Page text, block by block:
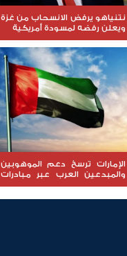
نتنياهو يرفض الانسحاب من غزة
ويعلن رفضه لمسودة أمريكية
الإمارات ترسخ دعم الموهوبين
والمبدعين العرب عبر مبادرات
نوعية ملهمة